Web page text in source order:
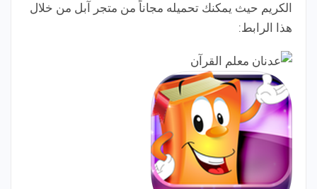
الكريم حيث يمكنك تحميله مجاناً من متجر آبل من خلال
هذا الرابط: